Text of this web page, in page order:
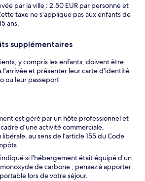
par la ville : 2.50 EUR par personne et
taxe ne s'applique pas aux enfants de
ans.
supplémentaires
y compris les enfants, doivent être
l'arrivée et présenter leur carte d'identité
ou leur passeport
est géré par un hôte professionnel et
d’une activité commerciale,
au sens de l’article 155 du Code
indiqué si l'hébergement était équipé d'un
de carbone ; pensez à apporter
lors de votre séjour.